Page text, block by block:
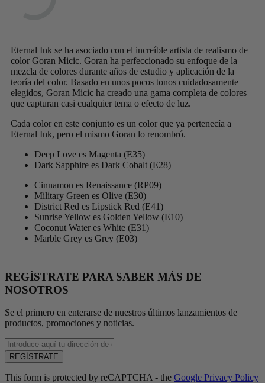
Eternal Ink se ha asociado con el increíble artista de realismo de
color Goran Micic. Goran ha perfeccionado su enfoque de la
mezcla de colores durante años de estudio y aplicación de la
teoría del color. Basado en unos pocos tonos cuidadosamente
elegidos, Goran Micic ha creado una gama completa de colores
que capturan casi cualquier tema o efecto de luz.
Cada color en este conjunto es un color que ya pertenecía a
Eternal Ink, pero el mismo Goran lo renombró.
Deep Love es Magenta (E35)
Dark Sapphire es Dark Cobalt (E28)
Cinnamon es Renaissance (RP09)
Military Green es Olive (E30)
District Red es Lipstick Red (E41)
Sunrise Yellow es Golden Yellow (E10)
Coconut Water es White (E31)
Marble Grey es Grey (E03)
REGÍSTRATE PARA SABER MÁS DE
NOSOTROS
Se el primero en enterarse de nuestros últimos lanzamientos de
productos, promociones y noticias.
Enter
email
address
REGÍSTRATE
This form is protected by reCAPTCHA - the Google Privacy Policy